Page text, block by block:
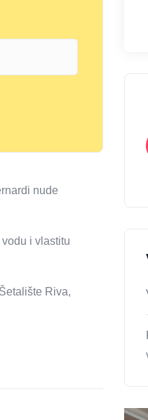
nude
i vlastitu
Riva,